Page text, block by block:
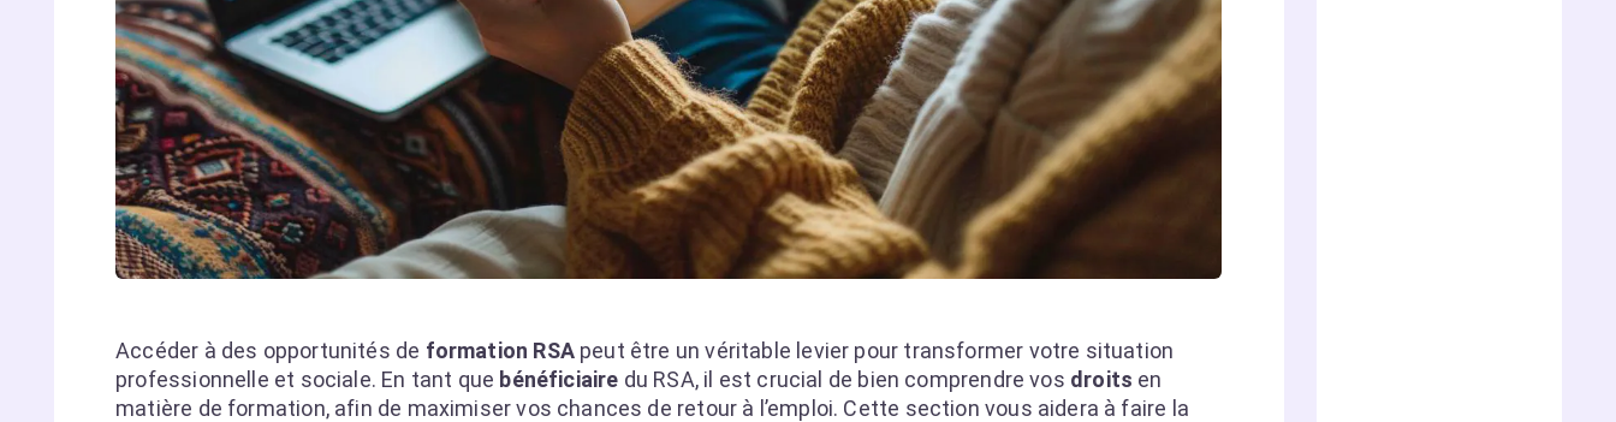
Accéder à des opportunités de formation RSApeut être un véritable levier pour transformer votre situation
professionnelle et sociale. En tant que bénéficiaire du RSA, il est crucial de bien comprendre vos droits en
matière de formation, afin de maximiser vos chances de retour à l’emploi. Cette section vous aidera à faire la